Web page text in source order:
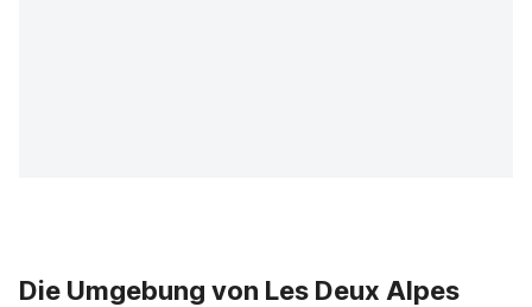
Die Umgebung von Les Deux Alpes